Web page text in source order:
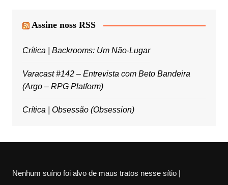
Assine noss RSS
Crítica | Backrooms: Um Não-Lugar
Varacast #142 – Entrevista com Beto Bandeira
(Argo – RPG Platform)
Crítica | Obsessão (Obsession)
Nenhum suíno foi alvo de maus tratos nesse sítio |